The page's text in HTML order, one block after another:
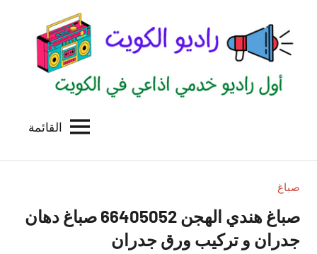
المحتوى
الكويت
للاعلانات
بالكويت
القائمة
صباغ
صباغ هندي الهجن 66405052 صباغ دهان
جدران و تركيب ورق جدران